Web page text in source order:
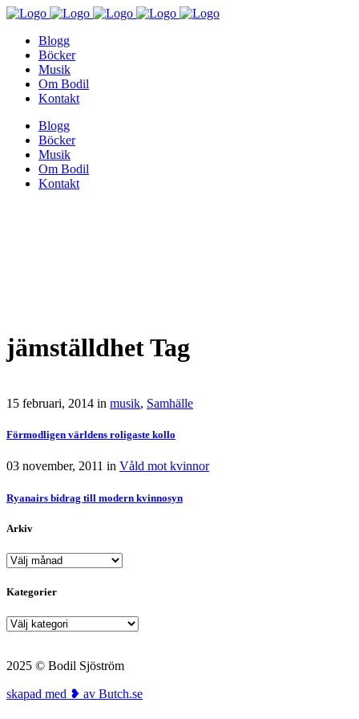
Blogg
Böcker
Musik
Om Bodil
Kontakt
Blogg
Böcker
Musik
Om Bodil
Kontakt
jämställdhet Tag
15 februari, 2014 in musik, Samhälle
Förmodligen världens roligaste kollo
03 november, 2011 in Våld mot kvinnor
Ryanairs bidrag till modern kvinnosyn
Arkiv
Arkiv
Kategorier
Kategorier
2025 © Bodil Sjöström
skapad med ❥ av Butch.se